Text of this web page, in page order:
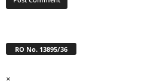
RO No. 13895/36
×